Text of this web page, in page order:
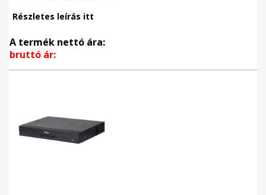
Részletes leírás itt
A termék nettó ára:
bruttó ár: